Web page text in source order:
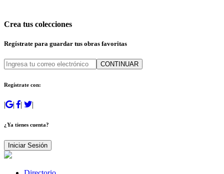
Crea tus colecciones
Regístrate para guardar tus obras favoritas
CONTINUAR
Regístrate con:
| | | |
¿Ya tienes cuenta?
Iniciar Sesión